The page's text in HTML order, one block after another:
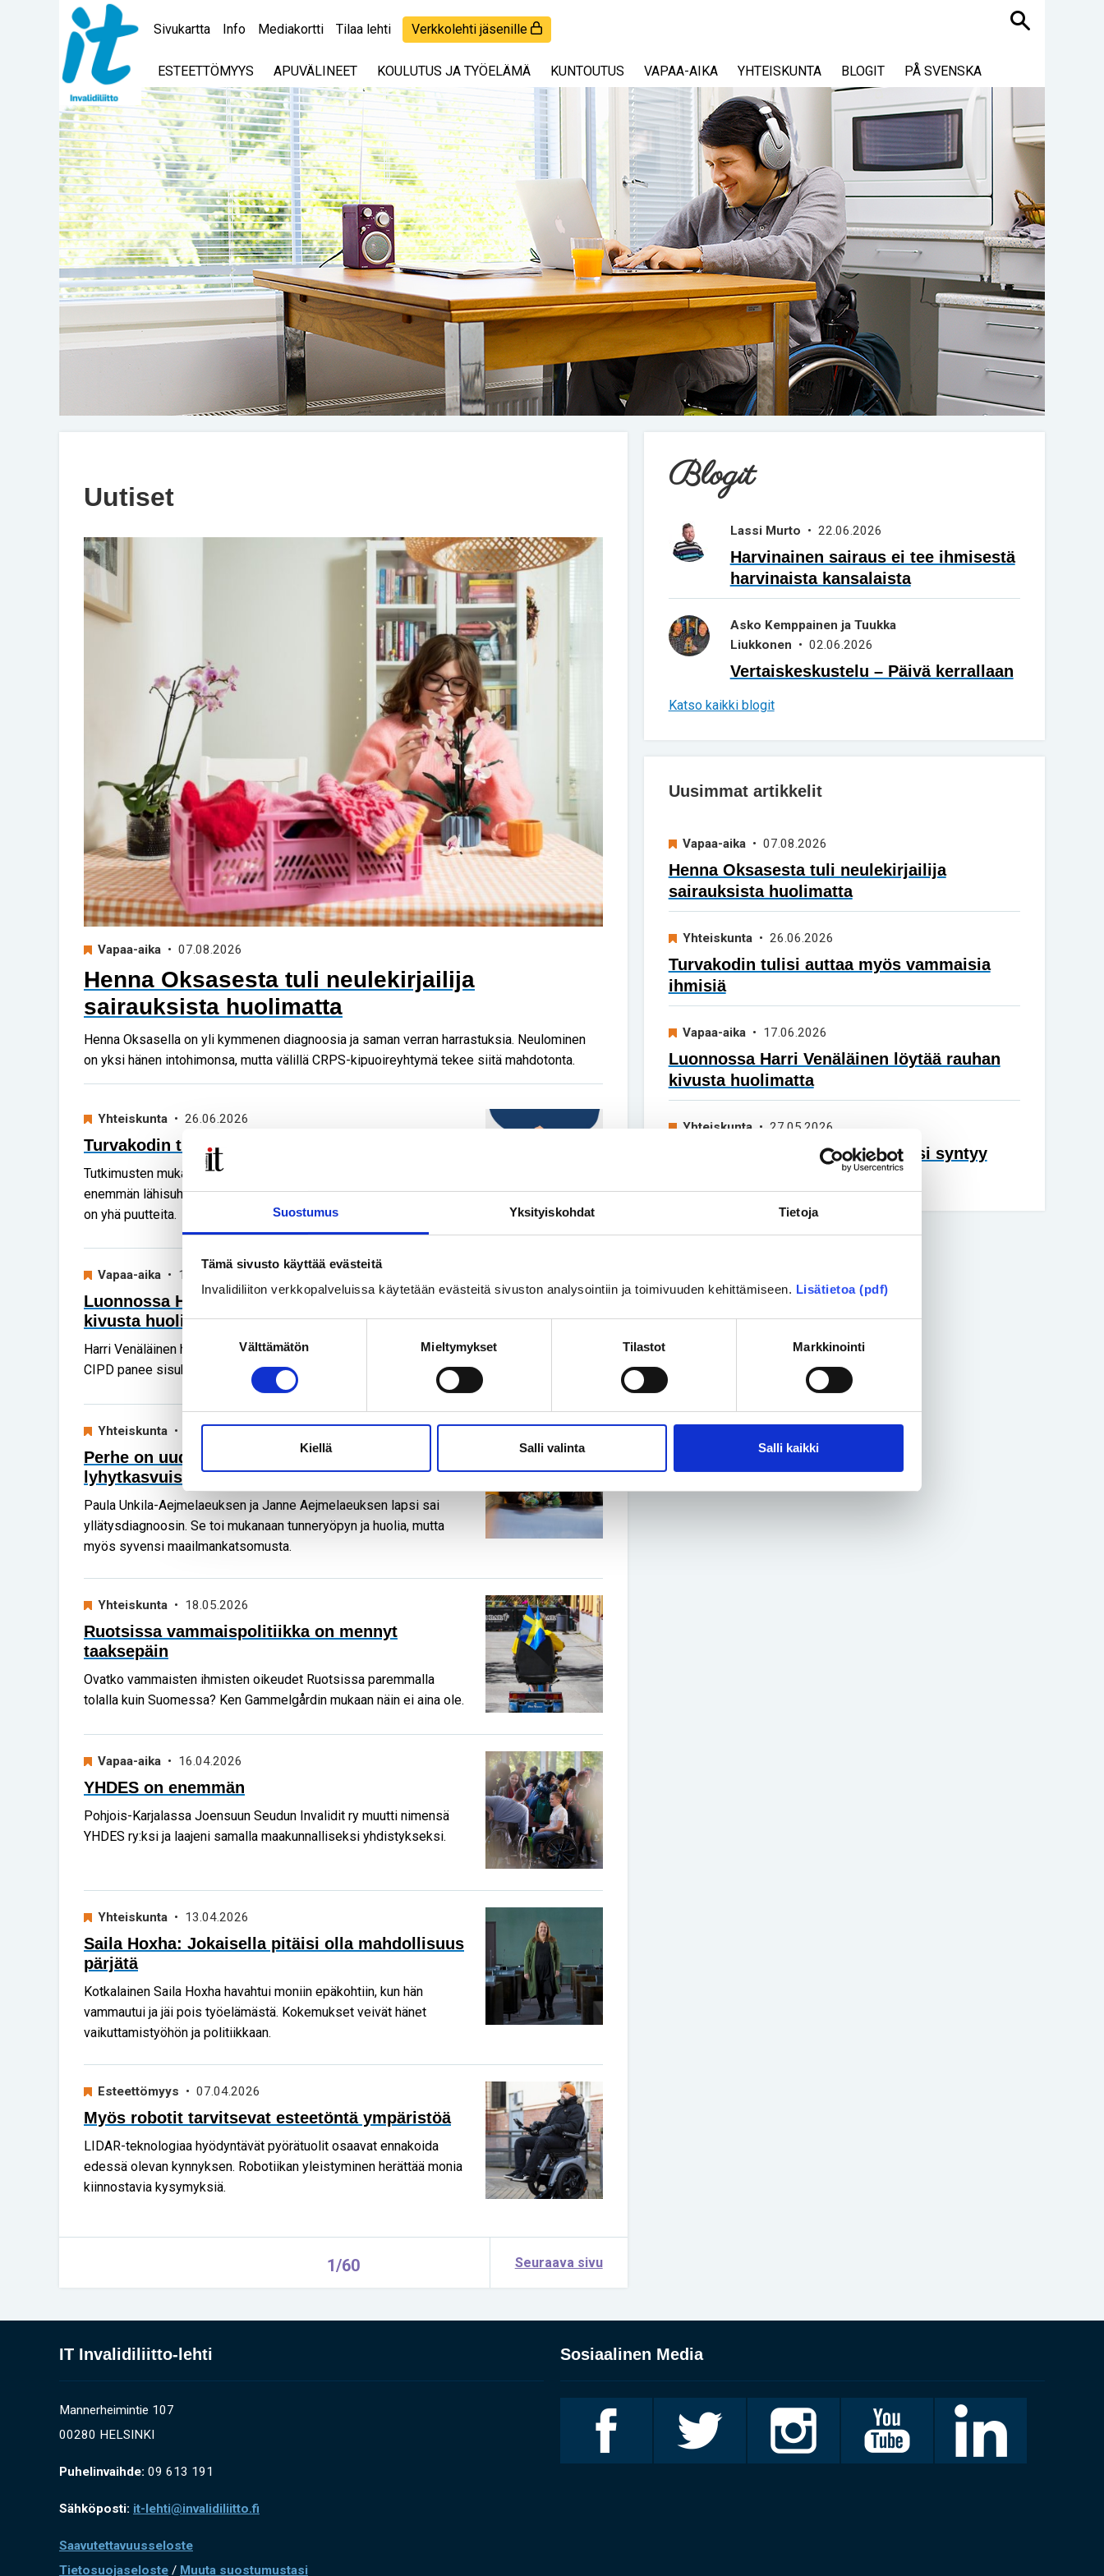
Suostumus Yksityiskohdat Tietoja
Tämä sivusto käyttää evästeitä
Invalidiliiton verkkopalveluissa käytetään evästeitä sivuston analysointiin ja toimivuuden kehittämiseen. Lisätietoa (pdf)
Suostumuksen
valinta
Välttämätön Mieltymykset Tilastot Markkinointi
Kiellä Salli valinta Salli kaikki
Sivukartta Info Mediakortti Tilaa lehti Verkkolehti jäsenille Haku
ESTEETTÖMYYS APUVÄLINEET KOULUTUS JA TYÖELÄMÄ KUNTOUTUS VAPAA-AIKA YHTEISKUNTA BLOGIT PÅ SVENSKA
Uutiset
Vapaa-aika • 07.08.2026
Henna Oksasesta tuli neulekirjailija
sairauksista huolimatta
Henna Oksasella on yli kymmenen diagnoosia ja saman verran harrastuksia. Neulominen
on yksi hänen intohimonsa, mutta välillä CRPS-kipuoireyhtymä tekee siitä mahdotonta.
Yhteiskunta • 26.06.2026
Turvakodin tulisi auttaa myös vammaisia ihmisiä
Tutkimusten mukaan vammaiset naiset kokevat valtaväestöä
enemmän lähisuhdeväkivaltaa. Silti turvakotien esteettömyydessä
on yhä puutteita.
Vapaa-aika • 17.06.2026
Luonnossa Harri Venäläinen löytää rauhan
kivusta huolimatta
Harri Venäläinen haluaa jatkaa retkeilyä, vaikka harvinaissairaus
CIPD panee sisukkaasti hanttiin.
Yhteiskunta • 27.05.2026
Perhe on uuden äärellä, kun lapsi syntyy
lyhytkasvuisena
Paula Unkila-Aejmelaeuksen ja Janne Aejmelaeuksen lapsi sai
yllätysdiagnoosin. Se toi mukanaan tunneryöpyn ja huolia, mutta
myös syvensi maailmankatsomusta.
Yhteiskunta • 18.05.2026
Ruotsissa vammaispolitiikka on mennyt
taaksepäin
Ovatko vammaisten ihmisten oikeudet Ruotsissa paremmalla
tolalla kuin Suomessa? Ken Gammelgårdin mukaan näin ei aina ole.
Vapaa-aika • 16.04.2026
YHDES on enemmän
Pohjois-Karjalassa Joensuun Seudun Invalidit ry muutti nimensä
YHDES ry:ksi ja laajeni samalla maakunnalliseksi yhdistykseksi.
Yhteiskunta • 13.04.2026
Saila Hoxha: Jokaisella pitäisi olla mahdollisuus
pärjätä
Kotkalainen Saila Hoxha havahtui moniin epäkohtiin, kun hän
vammautui ja jäi pois työelämästä. Kokemukset veivät hänet
vaikuttamistyöhön ja politiikkaan.
Esteettömyys • 07.04.2026
Myös robotit tarvitsevat esteetöntä ympäristöä
LIDAR-teknologiaa hyödyntävät pyörätuolit osaavat ennakoida
edessä olevan kynnyksen. Robotiikan yleistyminen herättää monia
kiinnostavia kysymyksiä.
1/60 Seuraava sivu
Blogit
Lassi Murto • 22.06.2026
Harvinainen sairaus ei tee ihmisestä
harvinaista kansalaista
Asko Kemppainen ja Tuukka
Liukkonen • 02.06.2026
Vertaiskeskustelu – Päivä kerrallaan
Katso kaikki blogit
Uusimmat artikkelit
Vapaa-aika• 07.08.2026
Henna Oksasesta tuli neulekirjailija
sairauksista huolimatta
Yhteiskunta• 26.06.2026
Turvakodin tulisi auttaa myös vammaisia
ihmisiä
Vapaa-aika• 17.06.2026
Luonnossa Harri Venäläinen löytää rauhan
kivusta huolimatta
Yhteiskunta• 27.05.2026
Perhe on uuden äärellä, kun lapsi syntyy
IT Invalidiliitto-lehti
Mannerheimintie 107
00280 HELSINKI
Puhelinvaihde: 09 613 191
Sähköposti: it-lehti@invalidiliitto.fi
Saavutettavuusseloste
Tietosuojaseloste / Muuta suostumustasi
Sosiaalinen Media
Invalidiliitto
Facebookissa
Invalidiliitto
Twitterissä
Invalidiliitto
Instagramissa
Invalidiliitto
Youtubessa
LinkedIn